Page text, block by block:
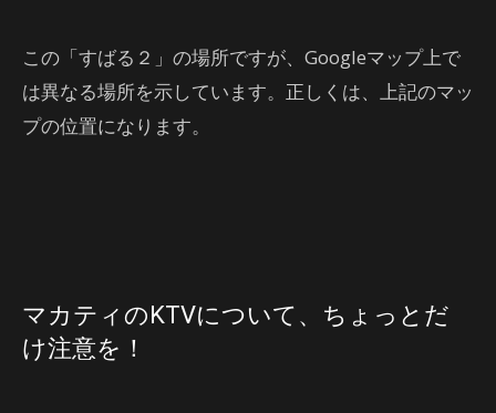
この「すばる２」の場所ですが、Googleマップ上で
は異なる場所を示しています。正しくは、上記のマッ
プの位置になります。
マカティのKTVについて、ちょっとだ
け注意を！